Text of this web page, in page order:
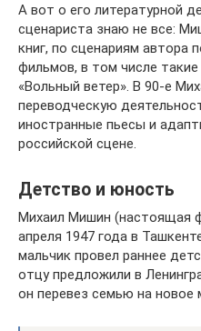
А вот о его литературной
сценариста знаю не все:
книг, по сценариям автора
фильмов, в том числе
«Вольный ветер». В 90-е
переводческую
иностранные пьесы и
российской сцене.
Детство и юность
Михаил Мишин (настоящая
апреля 1947 года в
мальчик провел раннее
отцу предложили в
он перевез семью на новое